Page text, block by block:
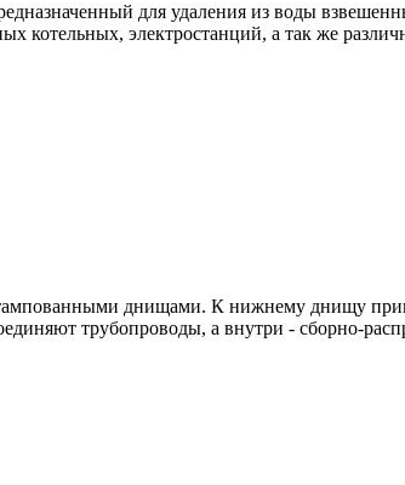
для удаления из воды
электростанций, а так же
днищами. К нижнему днищу
трубопроводы, а внутри - сборно-